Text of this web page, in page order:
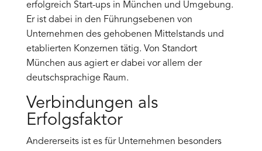
erfolgreich Start-ups in München und Umgebung.
Er ist dabei in den Führungsebenen von
Unternehmen des gehobenen Mittelstands und
etablierten Konzernen tätig. Von Standort
München aus agiert er dabei vor allem der
deutschsprachige Raum.
Verbindungen als
Erfolgsfaktor
Andererseits ist es für Unternehmen besonders